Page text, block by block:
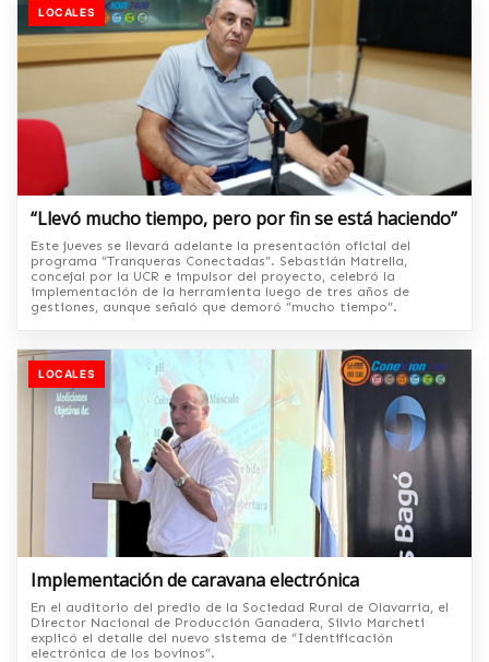
LOCALES
“Llevó mucho tiempo, pero por fin se está haciendo”
Este jueves se llevará adelante la presentación oficial del
programa “Tranqueras Conectadas”. Sebastián Matrella,
concejal por la UCR e impulsor del proyecto, celebró la
implementación de la herramienta luego de tres años de
gestiones, aunque señaló que demoró “mucho tiempo”.
LOCALES
Implementación de caravana electrónica
En el auditorio del predio de la Sociedad Rural de Olavarria, el
Director Nacional de Producción Ganadera, Silvio Marcheti
explicó el detalle del nuevo sistema de “Identificación
electrónica de los bovinos”.